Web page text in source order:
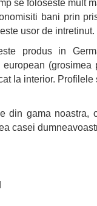
se foloseste mult
bani prin
usor de intretinut.
produs in
(grosimea
la interior. Profilele
din gama noastra,
casei